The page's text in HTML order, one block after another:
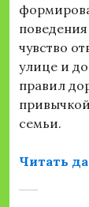
чувство
улице и
правил
семьи.
Читать